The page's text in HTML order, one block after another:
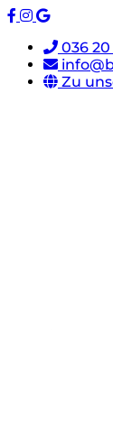
036 20
Zu